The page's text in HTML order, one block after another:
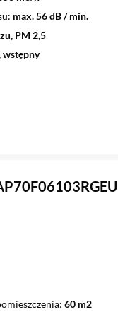
max. 56 dB / min.
PM 2,5
wstępny
60 m2